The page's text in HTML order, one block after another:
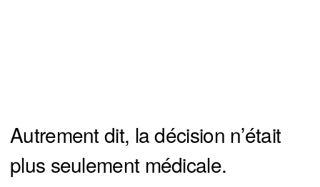
Autrement dit, la décision n’était
plus seulement médicale.